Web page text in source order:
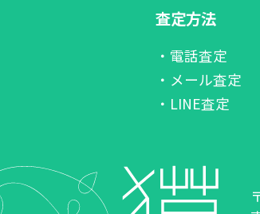
査定方法
・電話査定
・メール査定
・LINE査定